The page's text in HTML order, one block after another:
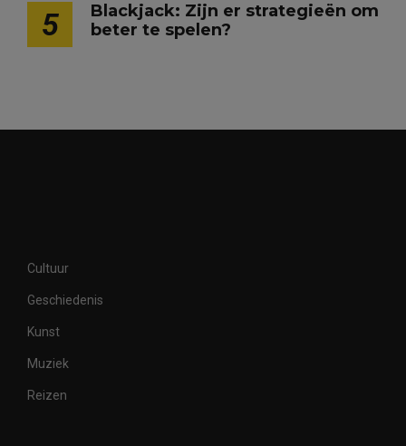
5
Blackjack: Zijn er strategieën om
beter te spelen?
Cultuur
Geschiedenis
Kunst
Muziek
Reizen